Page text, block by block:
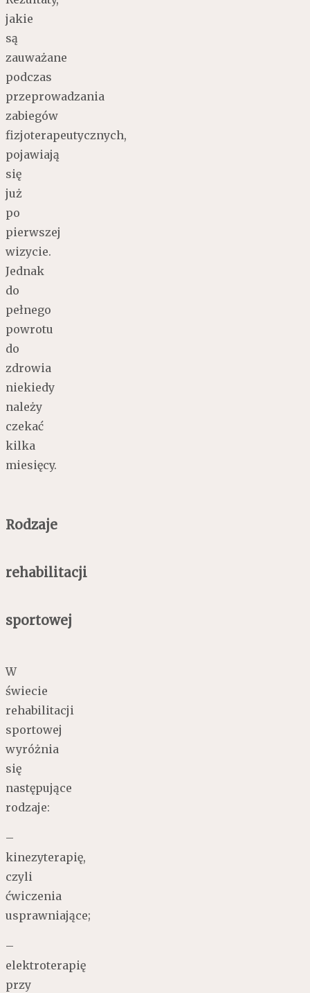
jakie
są
zauważane
podczas
przeprowadzania
zabiegów
fizjoterapeutycznych,
pojawiają
się
już
po
pierwszej
wizycie.
Jednak
do
pełnego
powrotu
do
zdrowia
niekiedy
należy
czekać
kilka
miesięcy.
Rodzaje
rehabilitacji
sportowej
W
świecie
rehabilitacji
sportowej
wyróżnia
się
następujące
rodzaje:
–
kinezyterapię,
czyli
ćwiczenia
usprawniające;
–
elektroterapię
przy